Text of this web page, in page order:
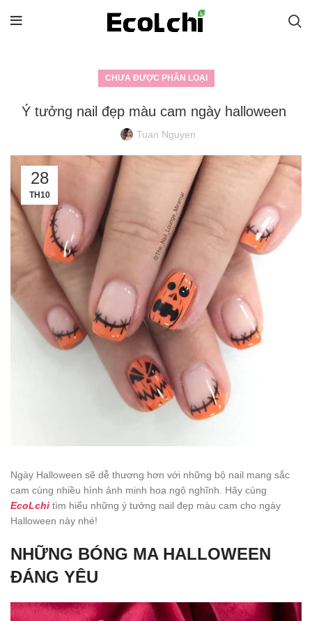
CHƯA ĐƯỢC PHÂN LOẠI
Ý tưởng nail đẹp màu cam ngày halloween
Tuan Nguyen
28
TH10
Ngày Halloween sẽ dễ thương hơn với những bộ nail mang sắc
cam cùng nhiều hình ảnh minh hoạ ngộ nghĩnh. Hãy cùng
EcoLchi tìm hiểu những ý tưởng nail đẹp màu cam cho ngày
Halloween này nhé!
NHỮNG BÓNG MA HALLOWEEN
ĐÁNG YÊU